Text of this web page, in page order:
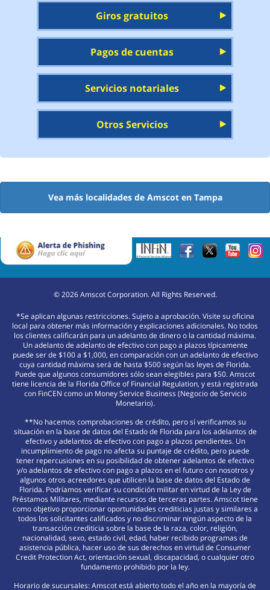
Giros gratuitos
Pagos de cuentas
Servicios notariales
Otros Servicios
Vea más localidades de Amscot en Tampa
©2026Amscot Corporation. All Rights Reserved.
*Se aplican algunas restricciones. Sujeto a aprobación. Visite su oficina
local para obtener más información y explicaciones adicionales. No todos
los clientes calificarán para un adelanto de dinero o la cantidad máxima.
Un adelanto de adelanto de efectivo con pago a plazos típicamente
puede ser de $100 a $1,000, en comparación con un adelanto de efectivo
cuya cantidad máxima será de hasta $500 según las leyes de Florida.
Puede que algunos consumidores sólo sean elegibles para $50. Amscot
tiene licencia de la Florida Office of Financial Regulation, y está registrada
con FinCEN como un Money Service Business (Negocio de Servicio
Monetario).
**No hacemos comprobaciones de crédito, pero sí verificamos su
situación en la base de datos del Estado de Florida para los adelantos de
efectivo y adelantos de efectivo con pago a plazos pendientes. Un
incumplimiento de pago no afecta su puntaje de crédito, pero puede
tener repercusiones en su posibilidad de obtener adelantos de efectivo
y/o adelantos de efectivo con pago a plazos en el futuro con nosotros y
algunos otros acreedores que utilicen la base de datos del Estado de
Florida. Podríamos verificar su condición militar en virtud de la Ley de
Préstamos Militares, mediante recursos de terceras partes. Amscot tiene
como objetivo proporcionar oportunidades crediticias justas y similares a
todos los solicitantes calificados y no discriminar ningún aspecto de la
transacción crediticia sobre la base de la raza, color, religión,
nacionalidad, sexo, estado civil, edad, haber recibido programas de
asistencia pública, hacer uso de sus derechos en virtud de Consumer
Credit Protection Act, orientación sexual, discapacidad, o cualquier otro
fundamento prohibido por la ley.
Horario de sucursales: Amscot está abierto todo el año en la mayoría de